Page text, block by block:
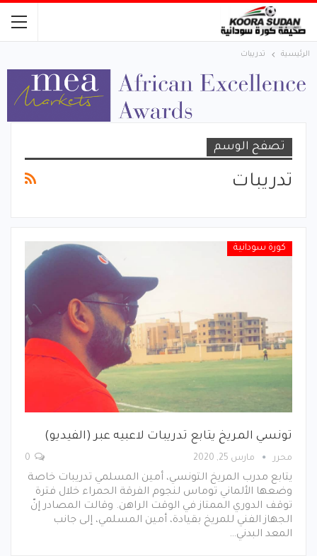
الرئيسية تدريبات
تصفح الوسم
تدريبات
كورة سودانية
تونسي المريخ يتابع تدريبات لاعبيه عبر (الفيديو)
محرر مارس 25, 2020
يتابع مدرب المريخ التونسي، أمين المسلمي تدريبات خاصة
وضعها الألماني توماس لنجوم الفرقة الحمراء خلال فترة
توقف الدوري الممتاز في الوقت الراهن. وقالت المصادر إنّ
الجهاز الفني للمريخ بقيادة، أمين المسلمي، إلى جانب
المعد البدني…